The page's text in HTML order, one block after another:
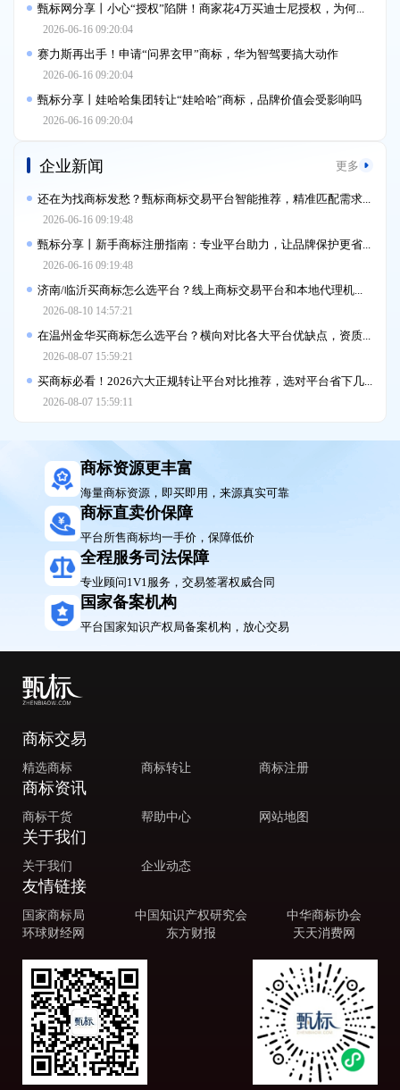
甄标网分享丨小心“授权”陷阱！商家花4万买迪士尼授权，为何被判赔300万
2026-06-16 09:20:04
赛力斯再出手！申请“问界玄甲”商标，华为智驾要搞大动作
2026-06-16 09:20:04
甄标分享丨娃哈哈集团转让“娃哈哈”商标，品牌价值会受影响吗
2026-06-16 09:20:04
企业新闻 更多
还在为找商标发愁？甄标商标交易平台智能推荐，精准匹配需求！
2026-06-16 09:19:48
甄标分享丨新手商标注册指南：专业平台助力，让品牌保护更省心
2026-06-16 09:19:48
济南/临沂买商标怎么选平台？线上商标交易平台和本地代理机构风险对比
2026-08-10 14:57:21
在温州金华买商标怎么选平台？横向对比各大平台优缺点，资质核查+避坑全攻略
2026-08-07 15:59:21
买商标必看！2026六大正规转让平台对比推荐，选对平台省下几万块
2026-08-07 15:59:11
商标资源更丰富
海量商标资源，即买即用，来源真实可靠
商标直卖价保障
平台所售商标均一手价，保障低价
全程服务司法保障
专业顾问1V1服务，交易签署权威合同
国家备案机构
平台国家知识产权局备案机构，放心交易
商标交易
精选商标 商标转让 商标注册
商标资讯
商标干货 帮助中心 网站地图
关于我们
关于我们 企业动态
友情链接
国家商标局 中国知识产权研究会
中华商标协会
环球财经网
东方财报 天天消费网